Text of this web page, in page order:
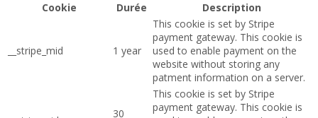
Cookie
Durée Description
__stripe_mid 1 year
This cookie is set by Stripe
payment gateway. This cookie is
used to enable payment on the
website without storing any
patment information on a server.
30
This cookie is set by Stripe
payment gateway. This cookie is